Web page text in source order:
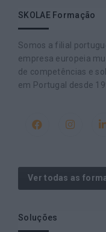
SKOLAE Formação
Somos a filial
empresa europeia
de competências e
em Portugal desde
Ver todas as
Soluções